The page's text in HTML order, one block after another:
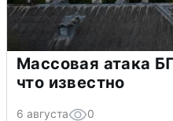
Массовая атака
что известно
6 августа 0